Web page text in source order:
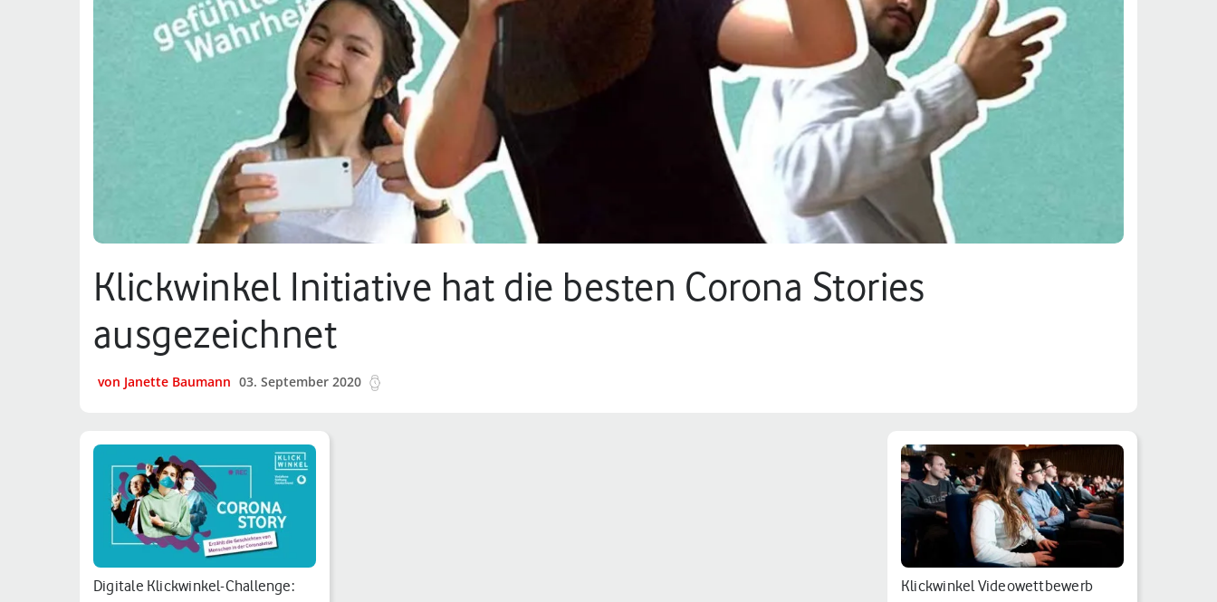
Klickwinkel Initiative hat die besten Corona Stories
ausgezeichnet
von Janette Baumann 03. September 2020
Digitale Klickwinkel-Challenge:
Klickwinkel Videowettbewerb